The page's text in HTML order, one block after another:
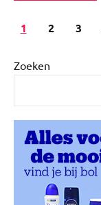
ADV
Huisdieren
Lifestyle
Berichten
1 2 3
Zoeken